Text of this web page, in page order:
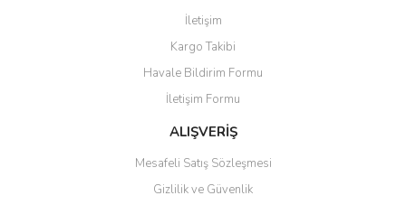
İletişim
Kargo Takibi
Havale Bildirim Formu
İletişim Formu
ALIŞVERİŞ
Mesafeli Satış Sözleşmesi
Gizlilik ve Güvenlik